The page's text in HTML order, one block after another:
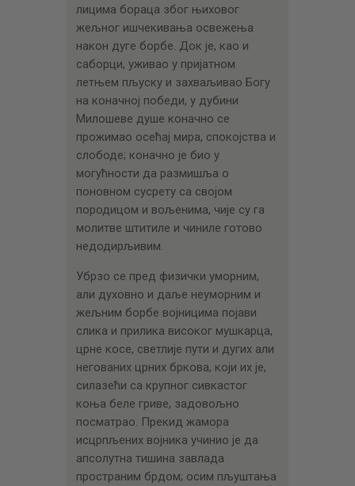
лицима бораца због њиховог
жељног ишчекивања освежења
након дуге борбе. Док је, као и
саборци, уживао у пријатном
летњем пљуску и захваљивао Богу
на коначној победи, у дубини
Милошеве душе коначно се
прожимао осећај мира, спокојства и
слободе; коначно је био у
могућности да размишља о
поновном сусрету са својом
породицом и вољенима, чије су га
молитве штитиле и чиниле готово
недодирљивим.
Убрзо се пред физички уморним,
али духовно и даље неуморним и
жељним борбе војницима појави
слика и прилика високог мушкарца,
црне косе, светлије пути и дугих али
негованих црних бркова, који их је,
силазећи са крупног сивкастог
коња беле гриве, задовољно
посматрао. Прекид жамора
исцрпљених војника учинио је да
апсолутна тишина завлада
пространим брдом; осим пљуштања